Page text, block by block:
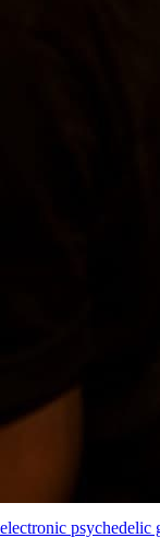
electronic psychedelic